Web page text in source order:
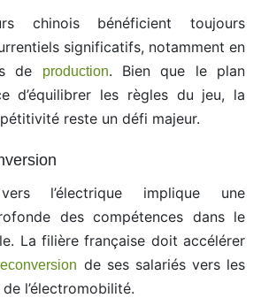
chinois bénéficient toujours
significatifs, notamment en
de
production. Bien que le plan
d’équilibrer les règles du jeu, la
reste un défi majeur.
l’électrique implique une
des compétences dans le
La filière française doit accélérer
de ses salariés vers les
l’électromobilité.